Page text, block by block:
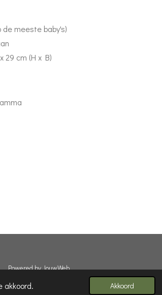
akkoord. Akkoord
de meeste baby's)
29 cm (H x B)
Powered byJouwWeb